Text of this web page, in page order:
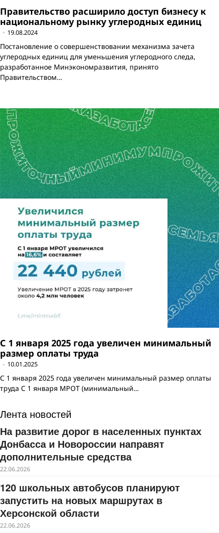
Правительство расширило доступ бизнесу к
национальному рынку углеродных единиц
19.08.2024
Постановление о совершенствовании механизма зачета
углеродных единиц для уменьшения углеродного следа,
разработанное Минэкономразвития, принято
Правительством…
С 1 января 2025 года увеличен минимальный
размер оплаты труда
10.01.2025
С 1 января 2025 года увеличен минимальный размер оплаты
труда С 1 января МРОТ (минимальный…
Лента новостей
На развитие дорог в населенных пунктах
Донбасса и Новороссии направят
дополнительные средства
22.06.2026
120 школьных автобусов планируют
запустить на новых маршрутах в
Херсонской области
22.06.2026